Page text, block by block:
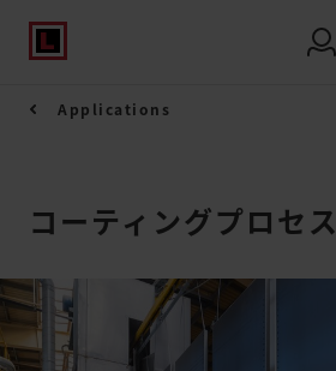
Applications
コーティングプロセス